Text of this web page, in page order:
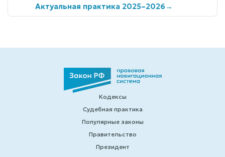
Актуальная практика 2025–2026→
Кодексы
Судебная практика
Популярные законы
Правительство
Президент